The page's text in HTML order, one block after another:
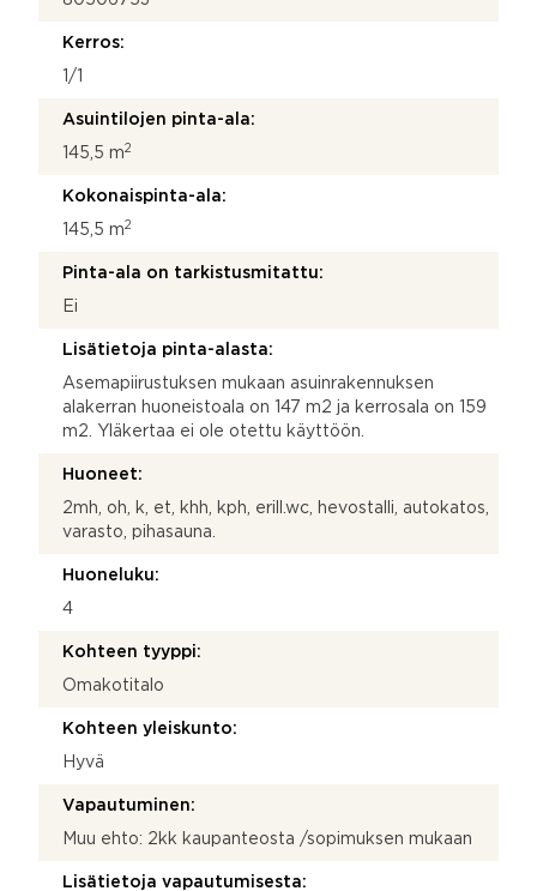
Kerros:
1/1
Asuintilojen pinta-ala:
145,5 m2
Kokonaispinta-ala:
145,5 m2
Pinta-ala on tarkistusmitattu:
Ei
Lisätietoja pinta-alasta:
Asemapiirustuksen mukaan asuinrakennuksen
alakerran huoneistoala on 147 m2 ja kerrosala on 159
m2. Yläkertaa ei ole otettu käyttöön.
Huoneet:
2mh, oh, k, et, khh, kph, erill.wc, hevostalli, autokatos,
varasto, pihasauna.
Huoneluku:
4
Kohteen tyyppi:
Omakotitalo
Kohteen yleiskunto:
Hyvä
Vapautuminen:
Muu ehto: 2kk kaupanteosta /sopimuksen mukaan
Lisätietoja vapautumisesta: